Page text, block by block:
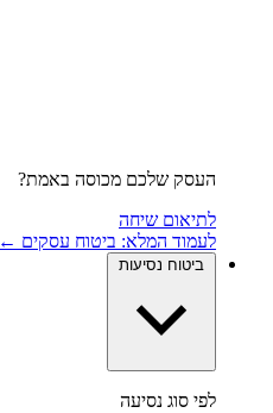
העסק שלכם מכוסה באמת?
לתיאום שיחה
לעמוד המלא: ביטוח עסקים ←
ביטוח נסיעות
לפי סוג נסיעה